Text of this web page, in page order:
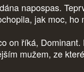
napospas.
jak moc, ho
on říká, Dominant.
mužem, ze